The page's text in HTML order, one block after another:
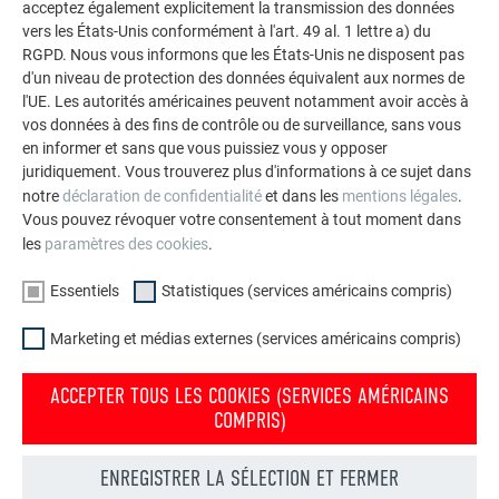
façades.
VOIR DAVANTAGE DE RÉFÉRENCES
acceptez également explicitement la transmission des données
vers les États-Unis conformément à l'art. 49 al. 1 lettre a) du
RGPD. Nous vous informons que les États-Unis ne disposent pas
d'un niveau de protection des données équivalent aux normes de
l'UE. Les autorités américaines peuvent notamment avoir accès à
vos données à des fins de contrôle ou de surveillance, sans vous
en informer et sans que vous puissiez vous y opposer
juridiquement. Vous trouverez plus d'informations à ce sujet dans
notredéclaration de confidentialitéet dans les mentions légales.
Vous pouvez révoquer votre consentement à tout moment dans
les paramètres des cookies.
Essentiels Statistiques (services américains compris)
Marketing et médias externes (services américains compris)
ACCEPTER TOUS LES COOKIES (SERVICES AMÉRICAINS
COMPRIS)
ENREGISTRER LA SÉLECTION ET FERMER